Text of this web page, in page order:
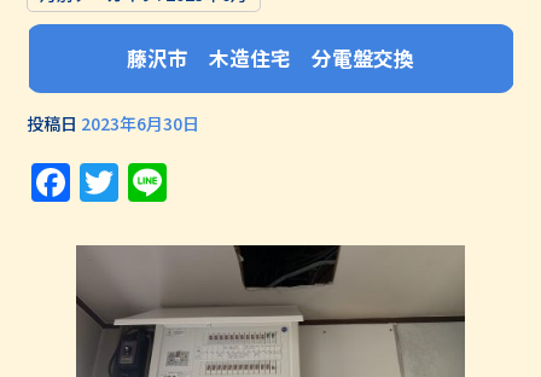
藤沢市 木造住宅 分電盤交換
投稿日 2023年6月30日
Facebook
Twitter